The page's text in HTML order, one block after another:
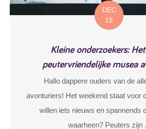
DEC
15
Kleine onderzoekers:
peutervriendelijke musea
Hallo dappere ouders van de
avonturiers! Het weekend staat voor
willen iets nieuws en spannends
waarheen? Peuters zijn